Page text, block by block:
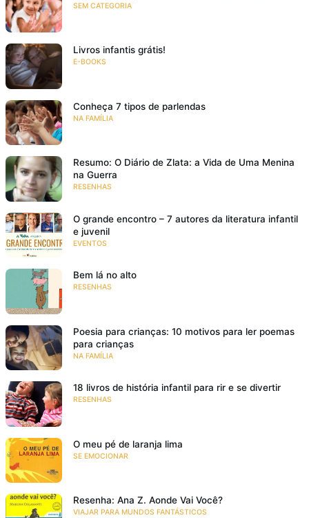
SEM CATEGORIA
Livros infantis grátis!
E-BOOKS
Conheça 7 tipos de parlendas
NA FAMÍLIA
Resumo: O Diário de Zlata: a Vida de Uma Menina
na Guerra
RESENHAS
O grande encontro – 7 autores da literatura infantil
e juvenil
EVENTOS
Bem lá no alto
RESENHAS
Poesia para crianças: 10 motivos para ler poemas
para crianças
NA FAMÍLIA
18 livros de história infantil para rir e se divertir
RESENHAS
O meu pé de laranja lima
SE EMOCIONAR
Resenha: Ana Z. Aonde Vai Você?
VIAJAR PARA MUNDOS FANTÁSTICOS